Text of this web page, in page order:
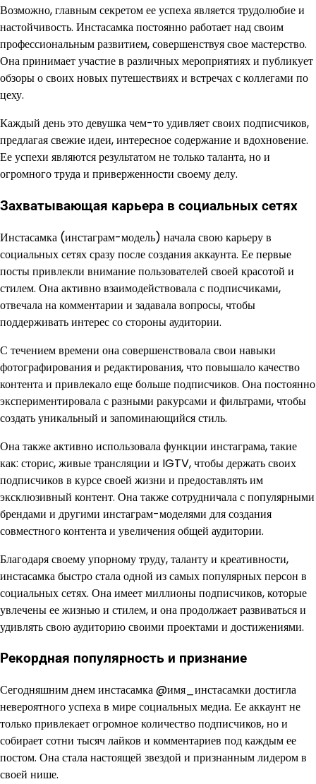
Возможно, главным секретом ее успеха является трудолюбие и
настойчивость. Инстасамка постоянно работает над своим
профессиональным развитием, совершенствуя свое мастерство.
Она принимает участие в различных мероприятиях и публикует
обзоры о своих новых путешествиях и встречах с коллегами по
цеху.
Каждый день это девушка чем-то удивляет своих подписчиков,
предлагая свежие идеи, интересное содержание и вдохновение.
Ее успехи являются результатом не только таланта, но и
огромного труда и приверженности своему делу.
Захватывающая карьера в социальных сетях
Инстасамка (инстаграм-модель) начала свою карьеру в
социальных сетях сразу после создания аккаунта. Ее первые
посты привлекли внимание пользователей своей красотой и
стилем. Она активно взаимодействовала с подписчиками,
отвечала на комментарии и задавала вопросы, чтобы
поддерживать интерес со стороны аудитории.
С течением времени она совершенствовала свои навыки
фотографирования и редактирования, что повышало качество
контента и привлекало еще больше подписчиков. Она постоянно
экспериментировала с разными ракурсами и фильтрами, чтобы
создать уникальный и запоминающийся стиль.
Она также активно использовала функции инстаграма, такие
как: сторис, живые трансляции и IGTV, чтобы держать своих
подписчиков в курсе своей жизни и предоставлять им
эксклюзивный контент. Она также сотрудничала с популярными
брендами и другими инстаграм-моделями для создания
совместного контента и увеличения общей аудитории.
Благодаря своему упорному труду, таланту и креативности,
инстасамка быстро стала одной из самых популярных персон в
социальных сетях. Она имеет миллионы подписчиков, которые
увлечены ее жизнью и стилем, и она продолжает развиваться и
удивлять свою аудиторию своими проектами и достижениями.
Рекордная популярность и признание
Сегодняшним днем инстасамка @имя_инстасамки достигла
невероятного успеха в мире социальных медиа. Ее аккаунт не
только привлекает огромное количество подписчиков, но и
собирает сотни тысяч лайков и комментариев под каждым ее
постом. Она стала настоящей звездой и признанным лидером в
своей нише.